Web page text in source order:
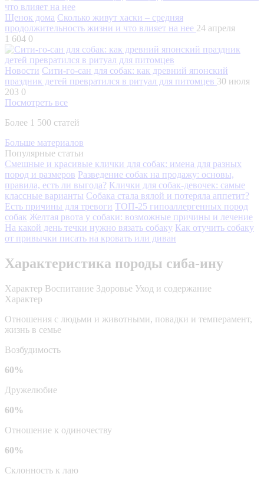
Щенок дома Сколько живут хаски – средняя
продолжительность жизни и что влияет на нее 24 апреля
1 604 0
Новости Сити-го-сан для собак: как древний японский
праздник детей превратился в ритуал для питомцев 30 июля
203 0
Посмотреть все
Более 1 500 статей
Больше материалов
Популярные статьи
Смешные и красивые клички для собак: имена для разных
пород и размеров Разведение собак на продажу: основы,
правила, есть ли выгода? Клички для собак-девочек: самые
классные варианты Собака стала вялой и потеряла аппетит?
Есть причины для тревоги ТОП-25 гипоаллергенных пород
собак Желтая рвота у собаки: возможные причины и лечение
На какой день течки нужно вязать собаку Как отучить собаку
от привычки писать на кровать или диван
Характеристика породы сиба-ину
Характер Воспитание Здоровье Уход и содержание
Характер
Отношения с людьми и животными, повадки и темперамент,
жизнь в семье
Возбудимость
60%
Дружелюбие
60%
Отношение к одиночеству
60%
Склонность к лаю